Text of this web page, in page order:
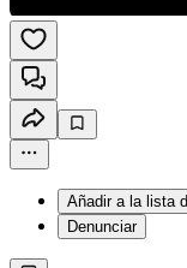
Añadir a la lista
Denunciar